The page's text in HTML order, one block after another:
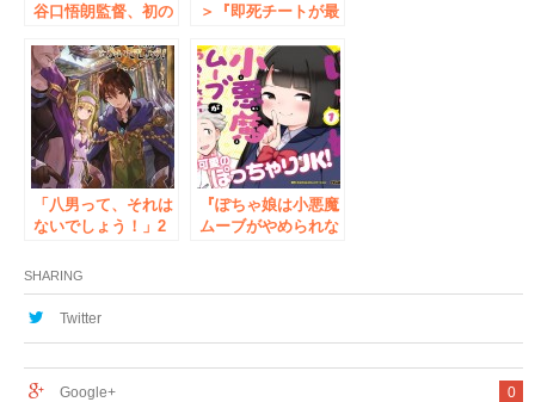
谷口悟朗監督、初の
『ĀTRAIL（アート
レイル）』発売記念
イベントにゆきのさ
つきさん、真田アサ
ミさんなどの出演が
決定!!
＞『即死チートが最
やつらがまるで相手
にならないんです
が。 -ΑΩ-』コミッ
クス第10巻2月9日
(金)発売
「八男って、それは
ないでしょう！」2
ラボショップ開催！
先行販売商品を一挙
公開！
『ぽちゃ娘は小悪魔
ムーブがやめられな
『Shangrila』コラ
SHARING
Twitter
0
Google+